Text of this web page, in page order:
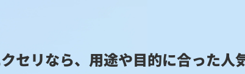
セリなら、用途や目的に合った人